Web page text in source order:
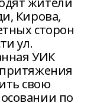
Кирова,
сторон
ул.
УИК
свою
по